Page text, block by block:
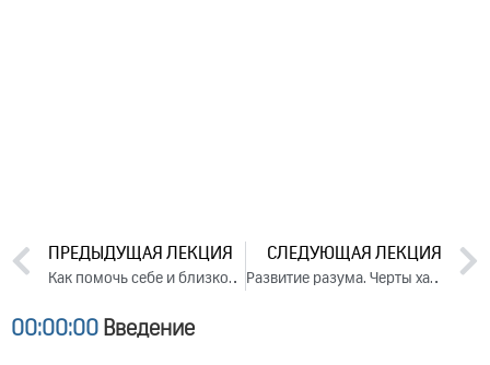
ПРЕДЫДУЩАЯ ЛЕКЦИЯ
Как помочь себе и близкому человеку исправиться (2015)
СЛЕДУЮЩАЯ ЛЕКЦИЯ
Развитие разума. Черты характера, связанные с разумом. День 2. Часть 1 (2015)
00:00:00 Введение